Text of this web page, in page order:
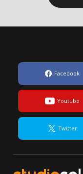
Facebook
Youtube
Twitter